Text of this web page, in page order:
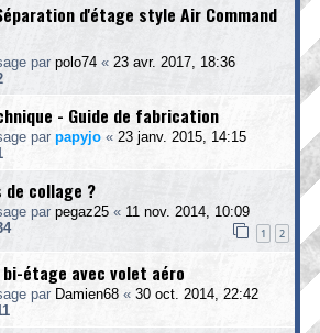
d'étage style Air Command
par polo74 « 23 avr. 2017, 18:36
- Guide de fabrication
par papyjo « 23 janv. 2015, 14:15
de collage ?
par pegaz25 « 11 nov. 2014, 10:09
1 2
étage avec volet aéro
par Damien68 « 30 oct. 2014, 22:42